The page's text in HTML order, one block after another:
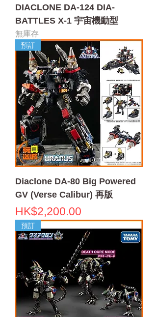
DIACLONE DA-124 DIA-
BATTLES X-1 宇宙機動型
無庫存
預訂
Diaclone DA-80 Big Powered
GV (Verse Calibur) 再版
價格
HK$2,200.00
預訂